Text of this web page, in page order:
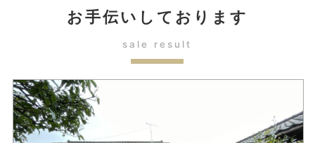
お手伝いしております
sale result